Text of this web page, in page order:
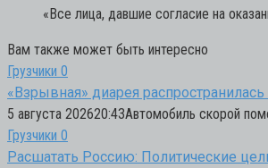
«Все лица, давшие согласие на
Вам также может быть интересно
Грузчики 0
«Взрывная» диарея
5 августа 202620:43Автомобиль скорой
Грузчики 0
Расшатать Россию: Политические